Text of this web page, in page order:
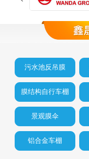
污水池反吊膜
膜结构自行车棚
景观膜伞
铝合金车棚